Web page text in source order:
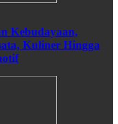
Kebudayaan,
Kuliner Hingga